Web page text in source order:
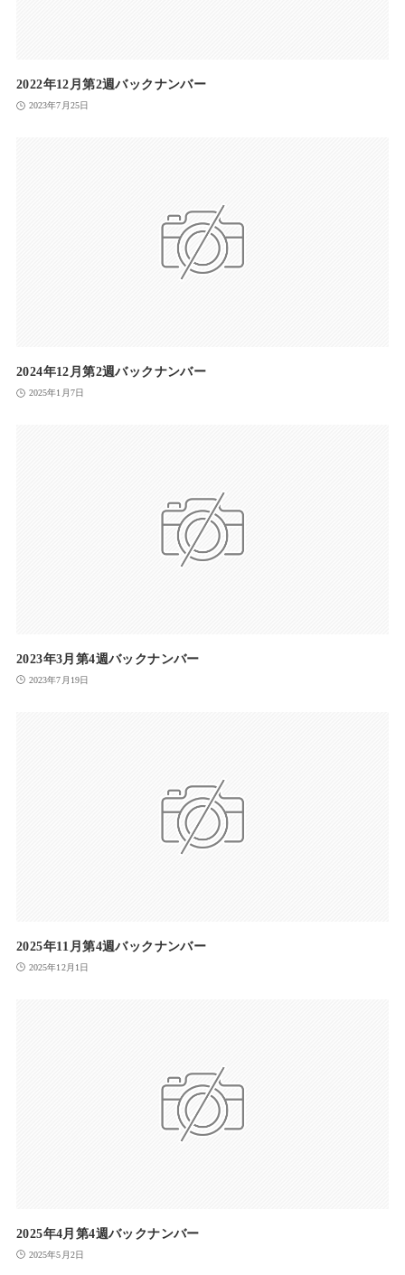
2022年12月第2週バックナンバー
2023年7月25日
2024年12月第2週バックナンバー
2025年1月7日
2023年3月第4週バックナンバー
2023年7月19日
2025年11月第4週バックナンバー
2025年12月1日
2025年4月第4週バックナンバー
2025年5月2日